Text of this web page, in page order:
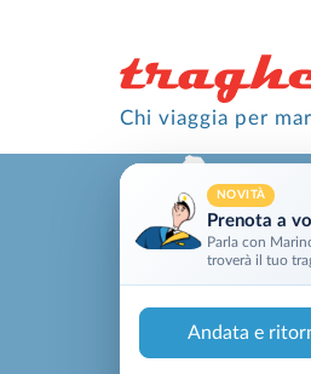
Chi viaggia per
NOVITÀ
Prenota a
Parla con
troverà il tuo
Andata e